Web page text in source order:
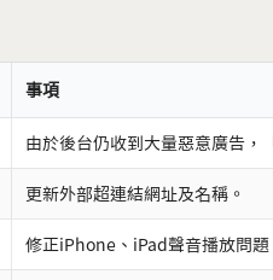
事項
由於後台仍收到大量惡意廣告，
更新外部超連結網址及名稱。
修正iPhone、iPad聲音播放問題